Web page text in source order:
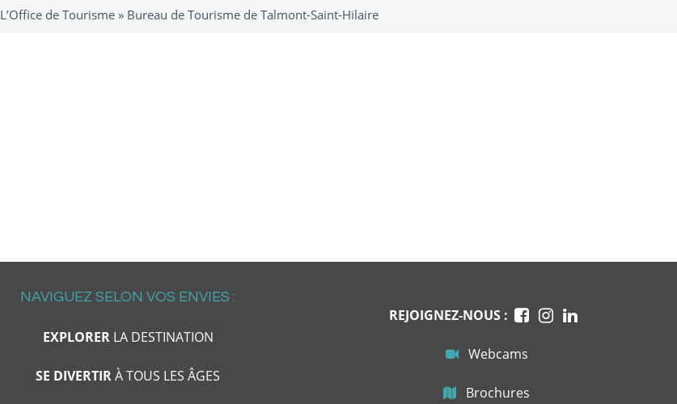
L’Office de Tourisme» Bureau de Tourisme de Talmont-Saint-Hilaire
NAVIGUEZ SELON VOS ENVIES :
EXPLORERLA DESTINATION
SE DIVERTIRÀ TOUS LES ÂGES
REJOIGNEZ-NOUS :
Webcams
Brochures